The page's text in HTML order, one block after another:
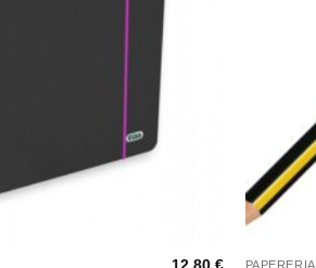
PAPERERIA